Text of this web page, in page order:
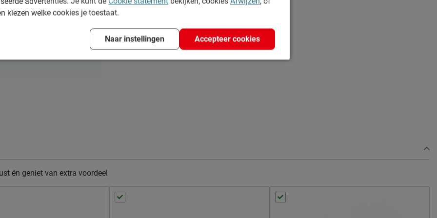
én geniet van extra voordeel
kiezen welke cookies je toestaat.
Naar instellingen Accepteer cookies